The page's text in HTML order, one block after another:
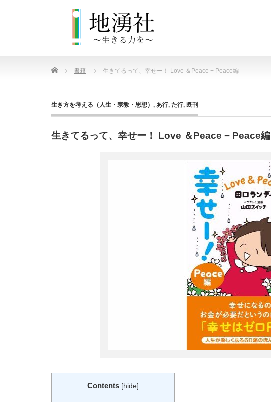
Home 書籍 生きてるって、幸せー！ Love ＆Peace − Peace編
生き方を考える（人生・宗教・思想） , あ行, た行, 既刊
生きてるって、幸せー！ Love ＆Peace − Peace編
Contents [hide]